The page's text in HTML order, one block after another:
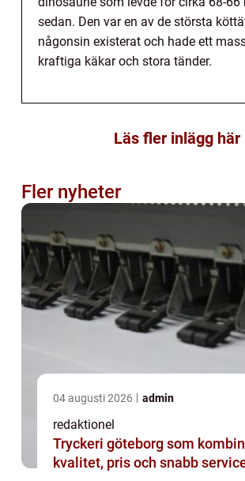
sedan. Den var en av de största
någonsin existerat och hade ett
kraftiga käkar och stora tänder.
Läs fler inlägg här
Fler nyheter
04 augusti 2026 admin
redaktionel
Tryckeri göteborg som
kvalitet, pris och snabb